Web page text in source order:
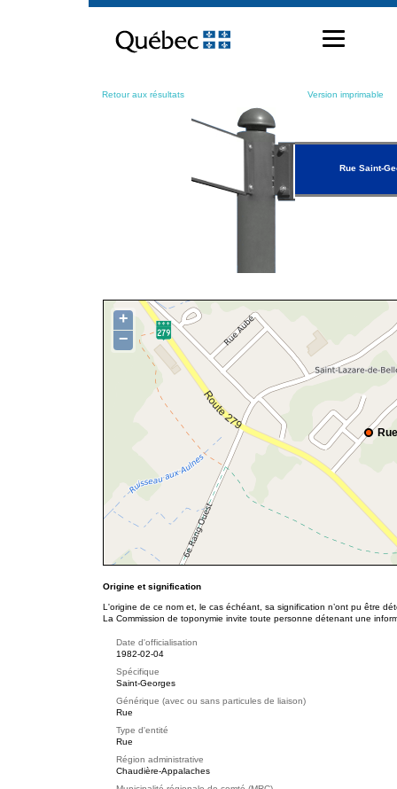
contenu
Retour aux résultats Version imprimable
Rue Saint-
+
−
Origine et signification
L'origine de ce nom et, le cas échéant, sa signification n’ont pu être
La Commission de toponymie invite toute personne détenant une
Date d'officialisation
1982-02-04
Spécifique
Saint-Georges
Générique (avec ou sans particules de liaison)
Rue
Type d'entité
Rue
Région administrative
Chaudière-Appalaches